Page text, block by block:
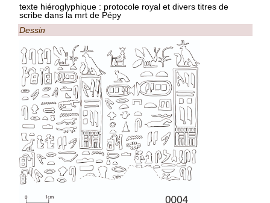
texte hiéroglyphique : protocole royal et divers titres de
scribe dans la mrt de Pépy
Dessin